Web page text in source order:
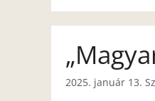
2025. január 13.